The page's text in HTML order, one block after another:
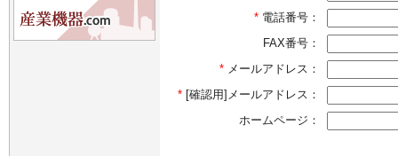
* 電話番号：
FAX番号：
* メールアドレス：
* [確認用]メールアドレス：
ホームページ：